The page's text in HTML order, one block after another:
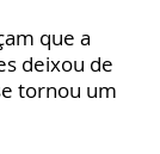
que a
deixou de
tornou um